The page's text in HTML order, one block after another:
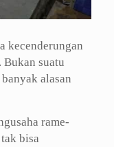
kecenderungan
suatu
alasan
rame-
bisa